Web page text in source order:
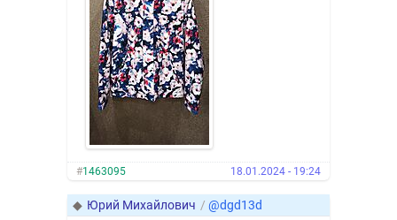
#1463095 18.01.2024 - 19:24
◆ Юрий Михайлович / @dgd13d